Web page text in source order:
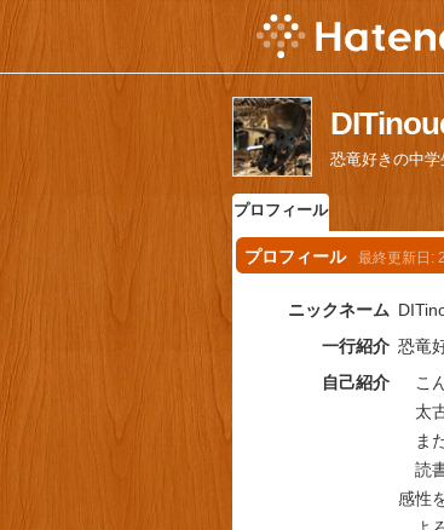
恐竜好きの中
プロフィール
プロフィール 最終更新日:
ニックネーム
一行紹介 恐竜
自己紹介
こ
太
ま
読
感性